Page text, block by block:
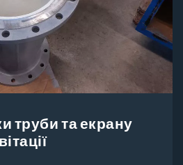
труби та екрану